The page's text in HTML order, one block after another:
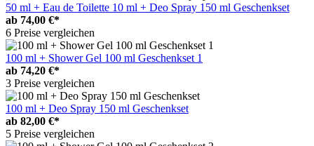
50 ml + Eau de Toilette 10 ml + Deo Spray 150 ml Geschenkset
ab 74,00 €*
6 Preise vergleichen
100 ml + Shower Gel 100 ml Geschenkset 1
ab 74,20 €*
3 Preise vergleichen
100 ml + Deo Spray 150 ml Geschenkset
ab 82,00 €*
5 Preise vergleichen